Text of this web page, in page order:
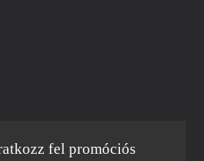
fel promóciós